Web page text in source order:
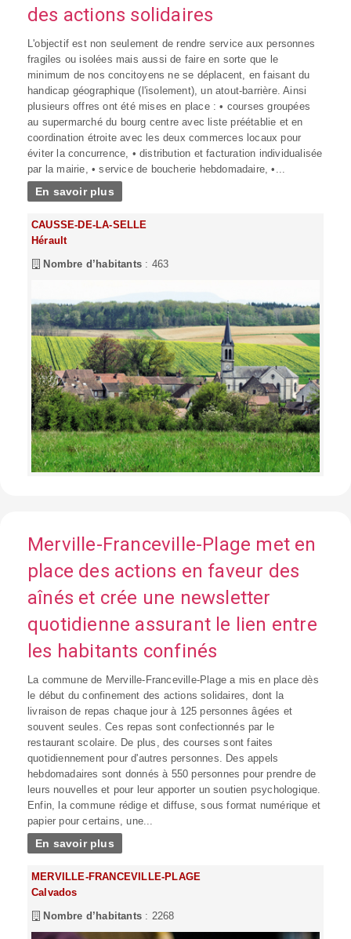
des actions solidaires
L'objectif est non seulement de rendre service aux personnes
fragiles ou isolées mais aussi de faire en sorte que le
minimum de nos concitoyens ne se déplacent, en faisant du
handicap géographique (l'isolement), un atout-barrière. Ainsi
plusieurs offres ont été mises en place : • courses groupées
au supermarché du bourg centre avec liste préétablie et en
coordination étroite avec les deux commerces locaux pour
éviter la concurrence, • distribution et facturation individualisée
par la mairie, • service de boucherie hebdomadaire, •...
En savoir plus
CAUSSE-DE-LA-SELLE
Hérault
Nombre d’habitants : 463
Merville-Franceville-Plage met en
place des actions en faveur des
aînés et crée une newsletter
quotidienne assurant le lien entre
les habitants confinés
La commune de Merville-Franceville-Plage a mis en place dès
le début du confinement des actions solidaires, dont la
livraison de repas chaque jour à 125 personnes âgées et
souvent seules. Ces repas sont confectionnés par le
restaurant scolaire. De plus, des courses sont faites
quotidiennement pour d'autres personnes. Des appels
hebdomadaires sont donnés à 550 personnes pour prendre de
leurs nouvelles et pour leur apporter un soutien psychologique.
Enfin, la commune rédige et diffuse, sous format numérique et
papier pour certains, une...
En savoir plus
MERVILLE-FRANCEVILLE-PLAGE
Calvados
Nombre d’habitants : 2268